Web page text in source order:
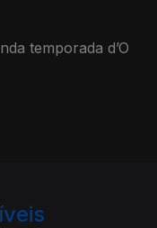
temporada d’O